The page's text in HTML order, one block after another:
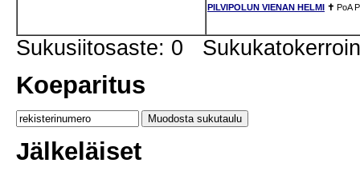
PILVIPOLUN VIENAN HELMI ✝ PoA
Sukusiitosaste: 0
Koeparitus
Jälkeläiset